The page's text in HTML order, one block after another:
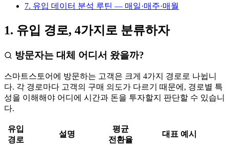
7. 유입 데이터 분석 루틴 — 매일·매주·매월
1. 유입 경로, 4가지로 분류하자
방문자는 대체 어디서 왔을까?
스마트스토어에 방문하는 고객은 크게 4가지 경로로 나뉩니
다. 각 경로마다 고객의 구매 의도가 다르기 때문에, 경로별 특
성을 이해해야 어디에 시간과 돈을 투자할지 판단할 수 있습니
다.
유입
경로
설명
평균
전환율
대표 예시